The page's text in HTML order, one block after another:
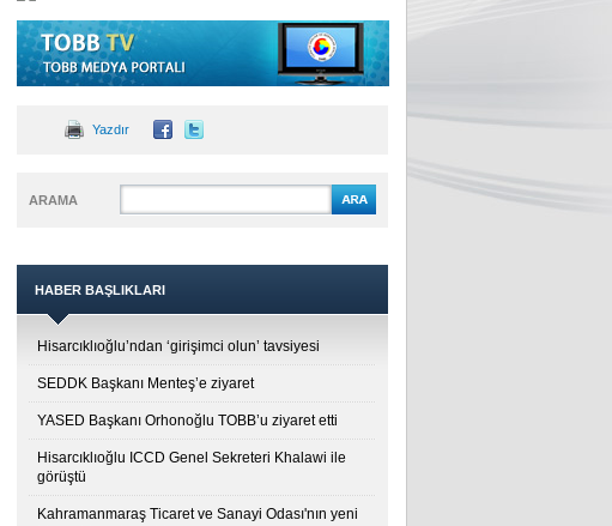
Yazdır
ARAMA
HABER BAŞLIKLARI
Hisarcıklıoğlu’ndan ‘girişimci olun’ tavsiyesi
SEDDK Başkanı Menteş’e ziyaret
YASED Başkanı Orhonoğlu TOBB’u ziyaret etti
Hisarcıklıoğlu ICCD Genel Sekreteri Khalawi ile
görüştü
Kahramanmaraş Ticaret ve Sanayi Odası'nın yeni